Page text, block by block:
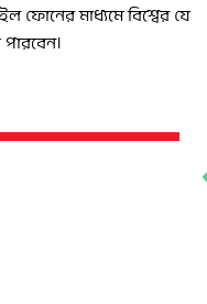
ফোনের মাধ্যমে বিশ্বের যে